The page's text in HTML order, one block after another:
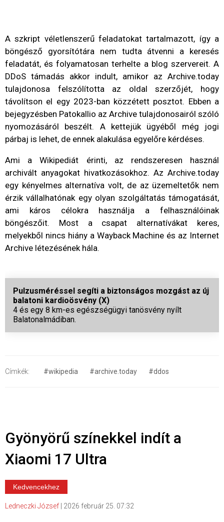
A szkript véletlenszerű feladatokat tartalmazott, így a
böngésző gyorsítótára nem tudta átvenni a keresés
feladatát, és folyamatosan terhelte a blog szervereit. A
DDoS támadás akkor indult, amikor az Archive.today
tulajdonosa felszólította az oldal szerzőjét, hogy
távolítson el egy 2023-ban közzétett posztot. Ebben a
bejegyzésben Patokallio az Archive tulajdonosairól szóló
nyomozásáról beszélt. A kettejük ügyéből még jogi
párbaj is lehet, de ennek alakulása egyelőre kérdéses.
Ami a Wikipediát érinti, az rendszeresen használ
archivált anyagokat hivatkozásokhoz. Az Archive.today
egy kényelmes alternatíva volt, de az üzemeltetők nem
érzik vállalhatónak egy olyan szolgáltatás támogatását,
ami káros célokra használja a felhasználóinak
böngészőit. Most a csapat alternatívákat keres,
melyekből nincs hiány a Wayback Machine és az Internet
Archive létezésének hála.
Pulzusméréssel segíti a biztonságos mozgást az új
balatoni kardioösvény (X)
4 és egy 8 km-es egészségügyi tanösvény nyílt
Balatonalmádiban.
Címkék: #wikipedia #archive.today #ddos
Gyönyörű színekkel indít a
Xiaomi 17 Ultra
Kedvencekhez
Ledneczki József | 2026 február 25. 07:32